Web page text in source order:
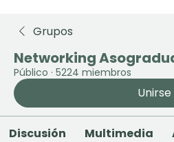
Grupos
Networking
Público · 5224 miembros
Unirse
Discusión Multimedia